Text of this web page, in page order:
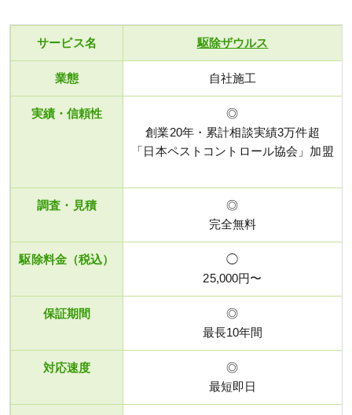
サービス名 駆除ザウルス
業態 自社施工
実績・信頼性
◎
創業20年・累計相談実績3万件超
「日本ペストコントロール協会」加盟
調査・見積
◎
完全無料
駆除料金（税込）
◯
25,000円〜
保証期間
◎
最長10年間
対応速度
◎
最短即日